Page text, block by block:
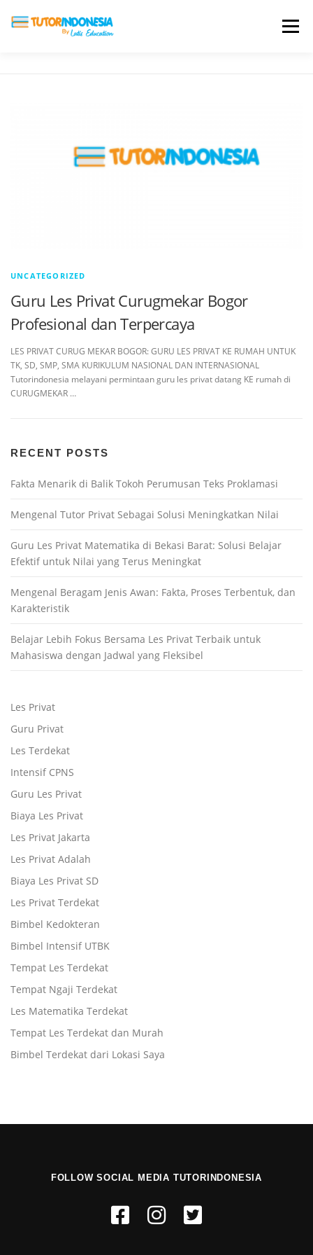
Menu
UNCATEGORIZED
Guru Les Privat Curugmekar Bogor
Profesional dan Terpercaya
LES PRIVAT CURUG MEKAR BOGOR: GURU LES PRIVAT KE RUMAH UNTUK
TK, SD, SMP, SMA KURIKULUM NASIONAL DAN INTERNASIONAL
Tutorindonesia melayani permintaan guru les privat datang KE rumah di
CURUGMEKAR …
RECENT POSTS
Fakta Menarik di Balik Tokoh Perumusan Teks Proklamasi
Mengenal Tutor Privat Sebagai Solusi Meningkatkan Nilai
Guru Les Privat Matematika di Bekasi Barat: Solusi Belajar
Efektif untuk Nilai yang Terus Meningkat
Mengenal Beragam Jenis Awan: Fakta, Proses Terbentuk, dan
Karakteristik
Belajar Lebih Fokus Bersama Les Privat Terbaik untuk
Mahasiswa dengan Jadwal yang Fleksibel
Les Privat
Guru Privat
Les Terdekat
Intensif CPNS
Guru Les Privat
Biaya Les Privat
Les Privat Jakarta
Les Privat Adalah
Biaya Les Privat SD
Les Privat Terdekat
Bimbel Kedokteran
Bimbel Intensif UTBK
Tempat Les Terdekat
Tempat Ngaji Terdekat
Les Matematika Terdekat
Tempat Les Terdekat dan Murah
Bimbel Terdekat dari Lokasi Saya
FOLLOW SOCIAL MEDIA TUTORINDONESIA